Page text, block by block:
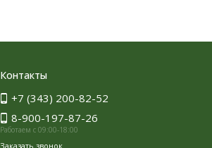
Контакты
+7 (343) 200-82-52
8-900-197-87-26
Работаем с 09:00-18:00
Заказать звонок